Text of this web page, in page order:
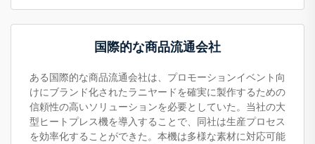
国際的な商品流通会社
ある国際的な商品流通会社は、プロモーションイベント向
けにブランド化されたラニヤードを確実に製作するための
信頼性の高いソリューションを必要としていた。当社の大
型ヒートプレス機を導入することで、同社は生産プロセス
を効率化することができた。本機は多様な素材に対応可能